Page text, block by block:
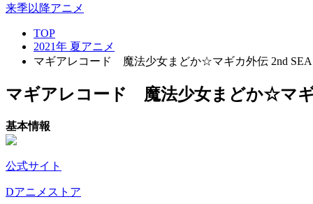
来季以降アニメ
TOP
2021年 夏アニメ
マギアレコード 魔法少女まどか☆マギカ外伝 2nd
マギアレコード 魔法少女まどか☆マギ
基本情報
公式サイト
Dアニメストア